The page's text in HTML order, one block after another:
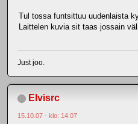
Tul tossa funtsittuu uudenlaista
Laittelen kuvia sit taas jossain
Just joo.
Elvisrc
15.10.07 - klo: 14.07